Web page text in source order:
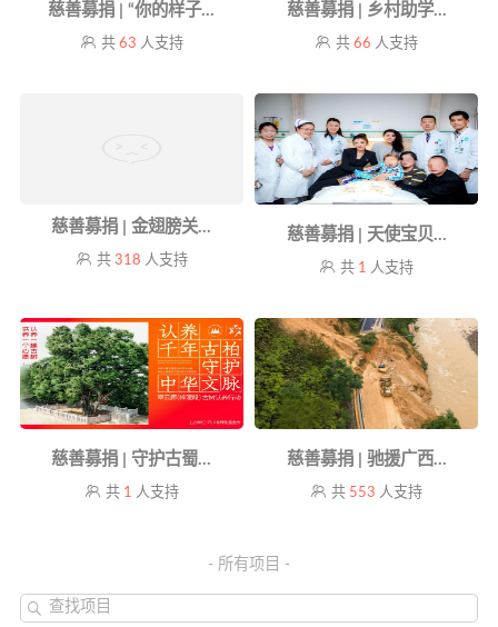
慈善募捐 | “你的样子...
共 63 人支持
慈善募捐 | 乡村助学...
共66 人支持
慈善募捐 | 金翅膀关...
共 318 人支持
慈善募捐 | 天使宝贝...
共 1 人支持
慈善募捐 | 守护古蜀...
共 1 人支持
慈善募捐 | 驰援广西...
共 553 人支持
- 所有项目 -
查找项目